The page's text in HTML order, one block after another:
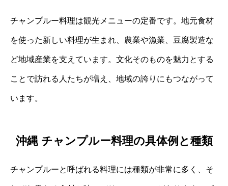
チャンプルー料理は観光メニューの定番です。地元食材
を使った新しい料理が生まれ、農業や漁業、豆腐製造な
ど地域産業を支えています。文化そのものを魅力とする
ことで訪れる人たちが増え、地域の誇りにもつながって
います。
沖縄 チャンプルー料理の具体例と種類
チャンプルーと呼ばれる料理には種類が非常に多く、そ